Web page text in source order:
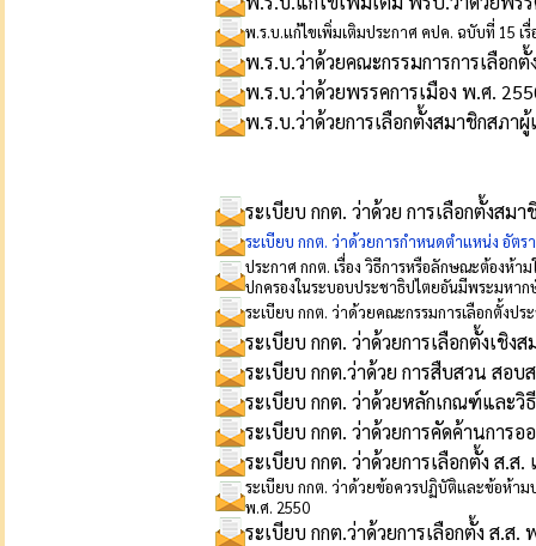
พ.ร.บ.แก้ไขเพิ่มเติมประกาศ คปค. ฉบับที่ 15 เ
พ.ร.บ.ว่าด้วยคณะกรรมการการเลือก
พ.ร.บ.ว่าด้วยพรรคการเมือง พ.ศ.
พ.ร.บ.ว่าด้วยการเลือกตั้งสมาชิกสภ
ระเบียบ กกต. ว่าด้วย การเลือกตั้งส
ระเบียบ กกต. ว่าด้วยการกำหนดตำแหน่ง อัตร
ประกาศ กกต. เรื่อง วิธีการหรือลักษณะต้องห้า
ปกครองในระบอบประชาธิปไตยอันมีพระมหา
ระเบียบ กกต. ว่าด้วยคณะกรรมการเลือกตั้งป
ระเบียบ กกต. ว่าด้วยการเลือกตั้งเชิ
ระเบียบ กกต.ว่าด้วย การสืบสวน สอ
ระเบียบ กกต. ว่าด้วยหลักเกณฑ์และวิ
ระเบียบ กกต. ว่าด้วยการคัดค้านการอ
ระเบียบ กกต. ว่าด้วยการเลือกตั้ง ส.
ระเบียบ กกต. ว่าด้วยข้อควรปฏิบัติและข้อห้าม
พ.ศ. 2550
ระเบียบ กกต.ว่าด้วยการเลือกตั้ง ส.ส.